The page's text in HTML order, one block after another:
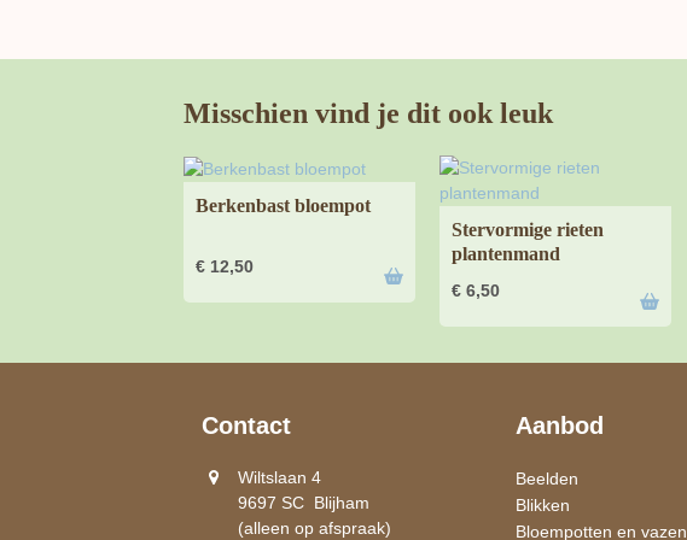
Misschien vind je dit ook leuk
Berkenbast bloempot
€ 12,50
Stervormige rieten
plantenmand
€ 6,50
Contact
Wiltslaan 4
9697 SC Blijham
(alleen op afspraak)
Aanbod
Beelden
Blikken
Bloempotten en vazen